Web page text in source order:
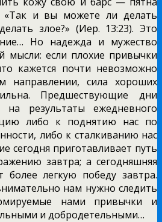
«Так и вы можете ли делать
злое?» (Иер. 13:23). Это
Но надежда и мужество
мысли: если плохие привычки
кажется почти невозможно
направлении, сила хороших
Предшествующие дни
результаты ежедневного
либо к поднятию нас по
либо к сталкиванию нас
сегодня приготавливает путь
завтра; а сегодняшняя
более легкую победу завтра.
нам нужно следить
нами привычки и
и добродетельными…